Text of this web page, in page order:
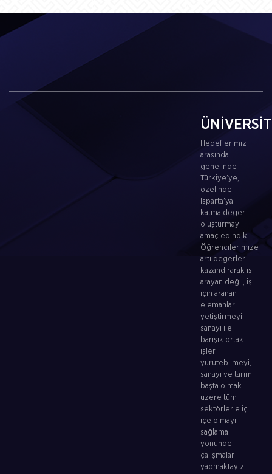
Hedeflerimiz
arasında
genelinde
Türkiye’ye,
özelinde
Isparta’ya
katma değer
oluşturmayı
amaç edindik.
Öğrencilerimize
artı değerler
kazandırarak iş
arayan değil, iş
için aranan
elemanlar
yetiştirmeyi,
sanayi ile
barışık ortak
işler
yürütebilmeyi,
sanayi ve tarım
başta olmak
üzere tüm
sektörlerle iç
içe olmayı
sağlama
yönünde
çalışmalar
yapmaktayız.